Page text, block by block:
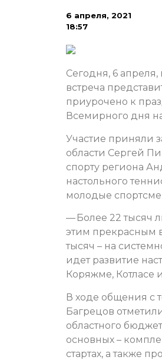
6 апреля, 2021
18:57
Сегодня, 6 апреля,
встреча
приурочено к
Всемирного дня
Участие приняли
области Сергей
спорту региона
настольного
молодые
— Более 22 тысяч
этим прекрасным
тысяч – на
идет развитие
Коряжме, Котласе
В ходе общения с
Багрецов
областного
основных –
стартах, а также